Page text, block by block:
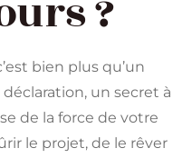
?
bien plus qu’un
un secret à
de la force de votre
le projet, de le rêver